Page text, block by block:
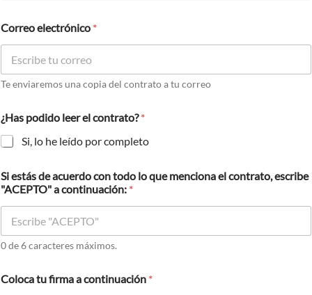
Correo electrónico *
Te enviaremos una copia del contrato a tu correo
¿Has podido leer el contrato?*
Si, lo he leído por completo
Si estás de acuerdo con todo lo que menciona el contrato, escribe
"ACEPTO" a continuación: *
0 de 6 caracteres máximos.
Coloca tu firma a continuación *